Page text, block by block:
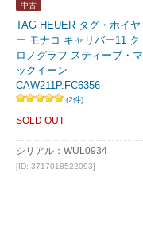
中古
TAG HEUER タグ・ホイヤ
ー モナコ キャリバー11 ク
ロノグラフ スティーブ・マ
ックイーン
CAW211P.FC6356
(2件)
SOLD OUT
シリアル：WUL0934
[ID: 3717018522093]